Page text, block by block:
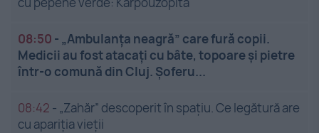
08:50 - „Ambulanța neagră” care fură copii.
Medicii au fost atacați cu bâte, topoare și pietre
într-o comună din Cluj. Șoferu...
08:42 - „Zahăr” descoperit în spațiu. Ce legătură are
cu apariția vieții